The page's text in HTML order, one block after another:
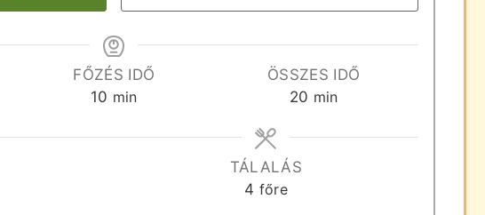
FŐZÉS IDŐ
10 perc
min
ÖSSZES IDŐ
20 perc
min
TÁLALÁS
4 főre